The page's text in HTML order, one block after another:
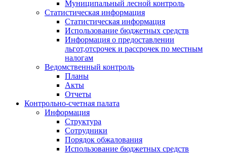
Муниципальный лесной контроль
Статистическая информация
Статистическая информация
Использование бюджетных средств
Информация о предоставлении
льгот,отсрочек и рассрочек по местным
налогам
Ведомственный контроль
Планы
Акты
Отчеты
Контрольно-счетная палата
Информация
Структура
Сотрудники
Порядок обжалования
Использование бюджетных средств